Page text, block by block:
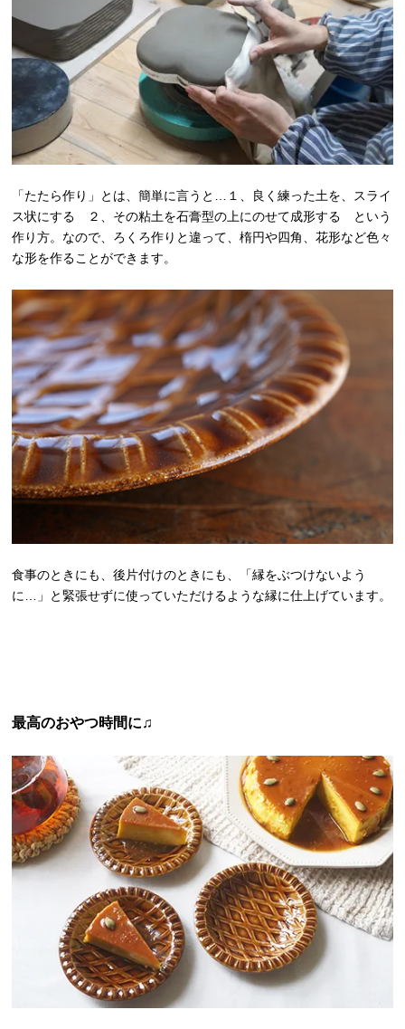
「たたら作り」とは、簡単に言うと…１、良く練った土を、スライ
ス状にする ２、その粘土を石膏型の上にのせて成形する という
作り方。なので、ろくろ作りと違って、楕円や四角、花形など色々
な形を作ることができます。
食事のときにも、後片付けのときにも、「縁をぶつけないよう
に…」と緊張せずに使っていただけるような縁に仕上げています。
最高のおやつ時間に♫